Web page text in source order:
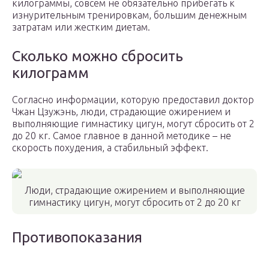
килограммы, совсем не обязательно прибегать к
изнурительным тренировкам, большим денежным
затратам или жестким диетам.
Сколько можно сбросить
килограмм
Согласно информации, которую предоставил доктор
Чжан Цзужэнь, люди, страдающие ожирением и
выполняющие гимнастику цигун, могут сбросить от 2
до 20 кг. Самое главное в данной методике – не
скорость похудения, а стабильный эффект.
Люди, страдающие ожирением и выполняющие
гимнастику цигун, могут сбросить от 2 до 20 кг
Противопоказания